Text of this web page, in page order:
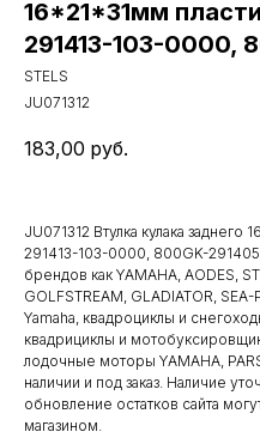
16*21*31мм
291413-103-0000,
STELS
JU071312
183,00 руб.
JU071312 Втулка кулака заднего
291413-103-0000, 800GK-
брендов как YAMAHA, AODES,
GOLFSTREAM, GLADIATOR,
Yamaha, квадроциклы и
квадрициклы и
лодочные моторы YAMAHA,
наличии и под заказ. Наличие
обновление остатков сайта
магазином.